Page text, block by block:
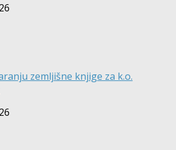
zemljišne knjige za k.o.